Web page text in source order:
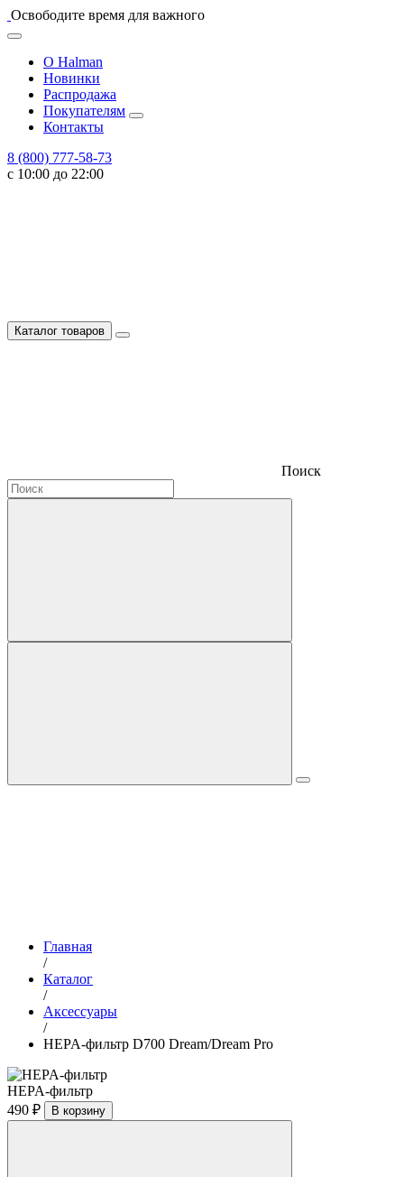
Освободите время для важного
О Halman
Новинки
Распродажа
Покупателям
Контакты
8 (800) 777-58-73
с 10:00 до 22:00
Каталог товаров
Поиск
Главная
/
Каталог
/
Аксессуары
/
HEPA-фильтр D700 Dream/Dream Pro
HEPA-фильтр
490 ₽
В корзину